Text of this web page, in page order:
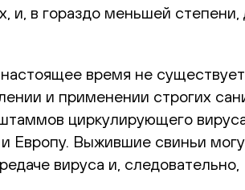
и, в гораздо меньшей
время не
и применении строгих
циркулирующего
Европу. Выжившие свиньи
вируса и, следовательно,